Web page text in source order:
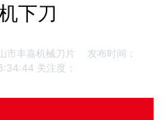
下刀
市丰嘉机械刀片
发布时间：
关注度：